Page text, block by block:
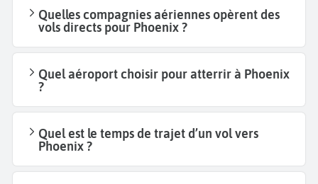
Quelles compagnies aériennes opèrent des
vols directs pour Phoenix ?
Quel aéroport choisir pour atterrir à Phoenix
?
Quel est le temps de trajet d’un vol vers
Phoenix ?